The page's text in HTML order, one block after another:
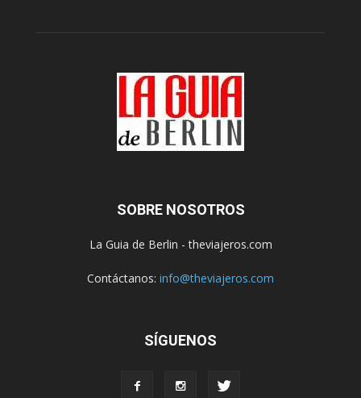
SOBRE NOSOTROS
La Guia de Berlin - theviajeros.com
Contáctanos: info@theviajeros.com
SÍGUENOS